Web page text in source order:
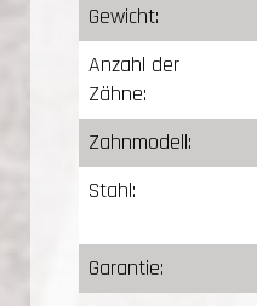
Gewicht:
Anzahl der
Zähne:
Zahnmodell:
Stahl:
Garantie: